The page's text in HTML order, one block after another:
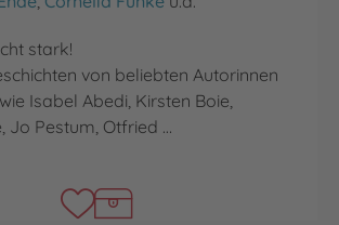
stark!
von beliebten Autorinnen
Isabel Abedi, Kirsten Boie,
Jo Pestum, Otfried …
für kleine starke Jungs